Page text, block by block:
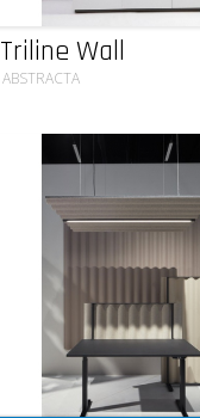
Triline Wall
ABSTRACTA